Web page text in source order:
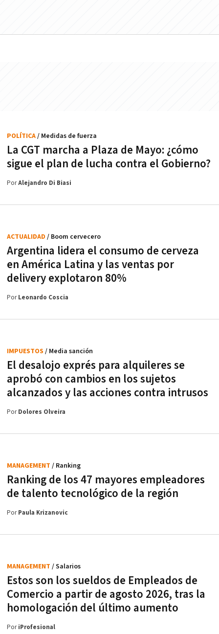
La CGT marcha a Plaza de Mayo: ¿cómo
sigue el plan de lucha contra el Gobierno?
POLÍTICA/ Medidas de fuerza
PorAlejandro Di Biasi
Argentina lidera el consumo de cerveza
en América Latina y las ventas por
delivery explotaron 80%
ACTUALIDAD / Boom cervecero
PorLeonardo Coscia
El desalojo exprés para alquileres se
aprobó con cambios en los sujetos
alcanzados y las acciones contra intrusos
IMPUESTOS / Media sanción
PorDolores Olveira
Ranking de los 47 mayores empleadores
de talento tecnológico de la región
MANAGEMENT / Ranking
PorPaula Krizanovic
Estos son los sueldos de Empleados de
Comercio a partir de agosto 2026, tras la
homologación del último aumento
MANAGEMENT / Salarios
PoriProfesional